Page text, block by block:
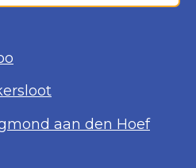
aan den Hoef